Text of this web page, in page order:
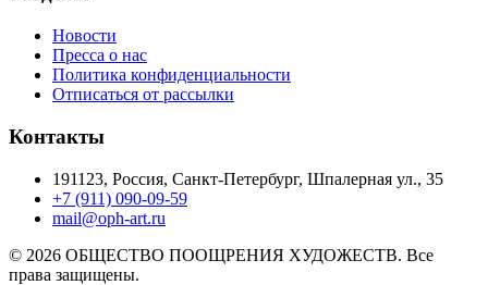
Новости
Пресса о нас
Политика конфиденциальности
Отписаться от рассылки
Контакты
191123, Россия, Санкт-Петербург, Шпалерная ул., 35
+7 (911) 090-09-59
mail@oph-art.ru
© 2026 ОБЩЕСТВО ПООЩРЕНИЯ ХУДОЖЕСТВ. Все
права защищены.